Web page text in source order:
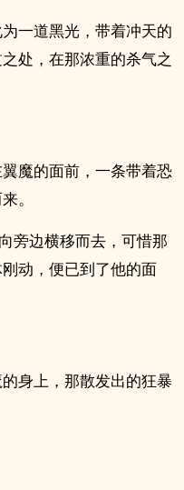
一道黑光，带着冲天的
处，在那浓重的杀气之
魔的面前，一条带着恐
。
旁边横移而去，可惜那
动，便已到了他的面
身上，那散发出的狂暴